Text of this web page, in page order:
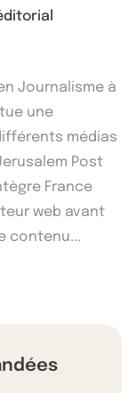
Journalisme à
une
médias
Post
France
web avant
contenu...